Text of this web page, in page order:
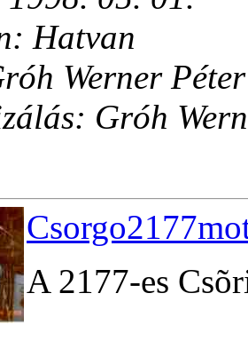
Hatvan
Werner Péter
Gróh
A 2177-es